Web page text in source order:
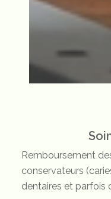
Remboursement
conservateurs
dentaires et parfois